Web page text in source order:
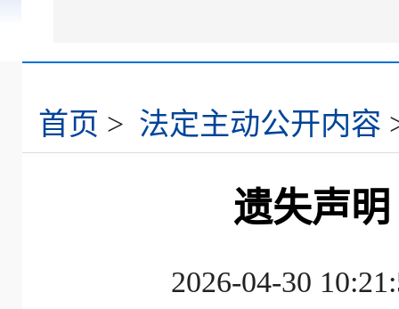
首页 > 法定主动公开内容
遗失声
2026-04-30